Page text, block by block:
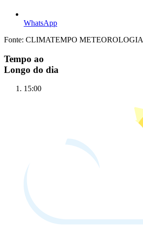
WhatsApp
Fonte: CLIMATEMPO METEOROLOGIA
Tempo ao
Longo do dia
15:00